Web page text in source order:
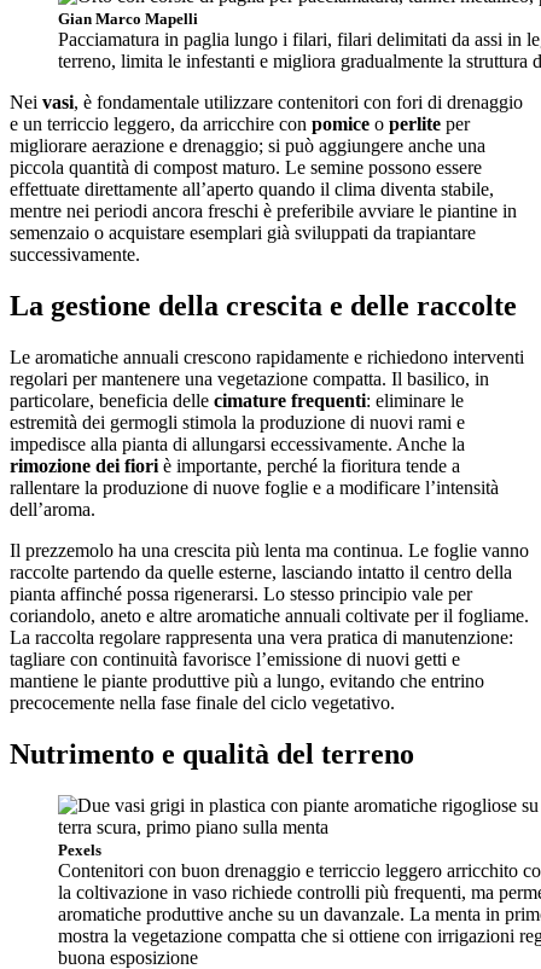
Gian Marco Mapelli
Pacciamatura in paglia lungo i filari, filari delimitati da assi in
terreno, limita le infestanti e migliora gradualmente la struttura
Nei vasi, è fondamentale utilizzare contenitori con fori di drenaggio
e un terriccio leggero, da arricchire con pomice o perlite per
migliorare aerazione e drenaggio; si può aggiungere anche una
piccola quantità di compost maturo. Le semine possono essere
effettuate direttamente all’aperto quando il clima diventa stabile,
mentre nei periodi ancora freschi è preferibile avviare le piantine in
semenzaio o acquistare esemplari già sviluppati da trapiantare
successivamente.
La gestione della crescita e delle raccolte
Le aromatiche annuali crescono rapidamente e richiedono interventi
regolari per mantenere una vegetazione compatta. Il basilico, in
particolare, beneficia delle cimature frequenti: eliminare le
estremità dei germogli stimola la produzione di nuovi rami e
impedisce alla pianta di allungarsi eccessivamente. Anche la
rimozione dei fiori è importante, perché la fioritura tende a
rallentare la produzione di nuove foglie e a modificare l’intensità
dell’aroma.
Il prezzemolo ha una crescita più lenta ma continua. Le foglie vanno
raccolte partendo da quelle esterne, lasciando intatto il centro della
pianta affinché possa rigenerarsi. Lo stesso principio vale per
coriandolo, aneto e altre aromatiche annuali coltivate per il fogliame.
La raccolta regolare rappresenta una vera pratica di manutenzione:
tagliare con continuità favorisce l’emissione di nuovi getti e
mantiene le piante produttive più a lungo, evitando che entrino
precocemente nella fase finale del ciclo vegetativo.
Nutrimento e qualità del terreno
Pexels
Contenitori con buon drenaggio e terriccio leggero arricchito
la coltivazione in vaso richiede controlli più frequenti, ma
aromatiche produttive anche su un davanzale. La menta in
mostra la vegetazione compatta che si ottiene con irrigazioni
buona esposizione